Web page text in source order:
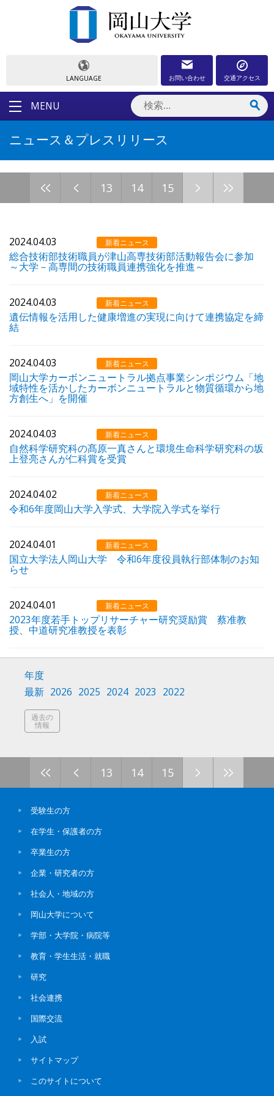
LANGUAGE お問い合わせ 交通アクセス
MENU
ニュース＆プレスリリース
<< < 13 14 15 > >>
2024.04.03 新着ニュース
総合技術部技術職員が津山高専技術部活動報告会に参加
～大学－高専間の技術職員連携強化を推進～
2024.04.03 新着ニュース
遺伝情報を活用した健康増進の実現に向けて連携協定を締
結
2024.04.03 新着ニュース
岡山大学カーボンニュートラル拠点事業シンポジウム「地
域特性を活かしたカーボンニュートラルと物質循環から地
方創生へ」を開催
2024.04.03 新着ニュース
自然科学研究科の髙原一真さんと環境生命科学研究科の坂
上登亮さんが仁科賞を受賞
2024.04.02 新着ニュース
令和6年度岡山大学入学式、大学院入学式を挙行
2024.04.01 新着ニュース
国立大学法人岡山大学 令和6年度役員執行部体制のお知
らせ
2024.04.01 新着ニュース
2023年度若手トップリサーチャー研究奨励賞 蔡准教
授、中道研究准教授を表彰
年度
最新 2026 2025 2024 2023 2022
過去の
情報
<< < 13 14 15 > >>
受験生の方
在学生・保護者の方
卒業生の方
企業・研究者の方
社会人・地域の方
岡山大学について
学部・大学院・病院等
教育・学生生活・就職
研究
社会連携
国際交流
入試
サイトマップ
このサイトについて